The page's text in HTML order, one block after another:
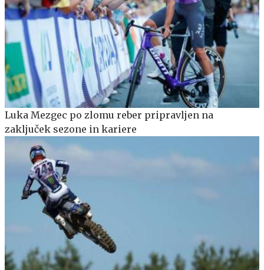
Luka Mezgec po zlomu reber pripravljen na
zaključek sezone in kariere